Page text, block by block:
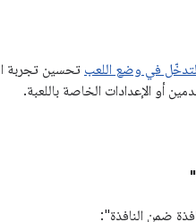
في وضع اللعب تحسين تجربة
أو الإعدادات الخاصة باللعبة.